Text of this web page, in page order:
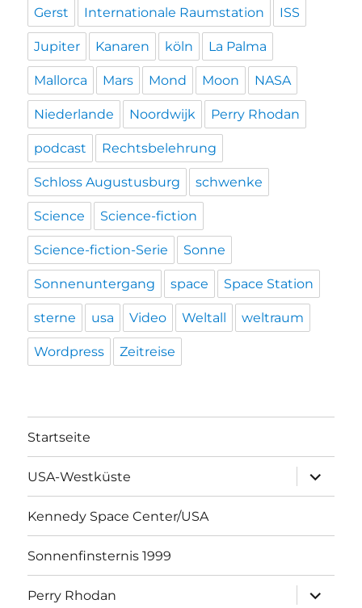
Gerst Internationale Raumstation ISS
Jupiter Kanaren köln La Palma
Mallorca Mars Mond Moon NASA
Niederlande Noordwijk Perry Rhodan
podcast Rechtsbelehrung
Schloss Augustusburg schwenke
Science Science-fiction
Science-fiction-Serie Sonne
Sonnenuntergang space Space Station
sterne usa Video Weltall weltraum
Wordpress Zeitreise
Startseite
USA-Westküste
öffnen
Kennedy Space Center/USA
Sonnenfinsternis 1999
Perry Rhodan
öffnen